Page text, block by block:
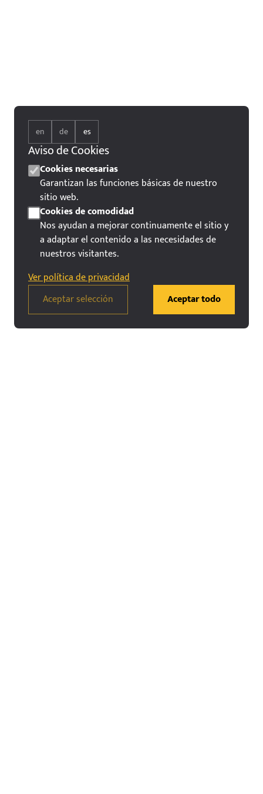
en de es
Aviso de Cookies
Cookies necesarias
Garantizan las funciones básicas de nuestro
sitio web.
Cookies de comodidad
Nos ayudan a mejorar continuamente el sitio y
a adaptar el contenido a las necesidades de
nuestros visitantes.
Ver política de privacidad
Aceptar selección
Aceptar todo